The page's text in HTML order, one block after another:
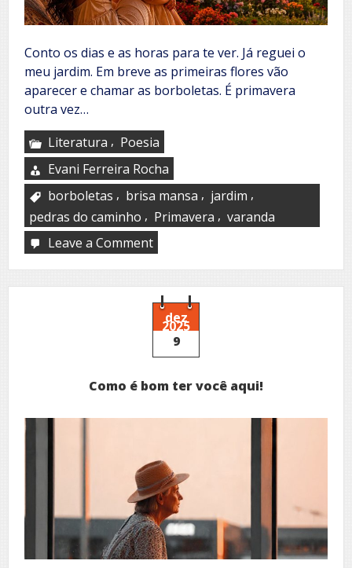
Conto os dias e as horas para te ver. Já reguei o
meu jardim. Em breve as primeiras flores vão
aparecer e chamar as borboletas. É primavera
outra vez…
Literatura , Poesia
Evani Ferreira Rocha
borboletas , brisa mansa , jardim ,
pedras do caminho , Primavera , varanda
Leave a Commenton
azul
de
primavera
dez
2025
9
Como é bom ter você aqui!